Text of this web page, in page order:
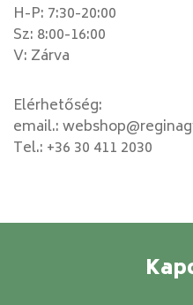
H-P: 7:30-20:00
Sz: 8:00-16:00
V: Zárva
Elérhetőség:
email.:
Tel.: +36 30 411 2030